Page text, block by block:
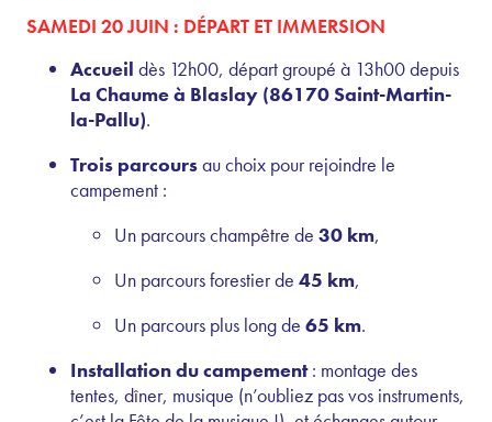
SAMEDI 20 JUIN : DÉPART ET IMMERSION
Accueil dès 12h00, départ groupé à 13h00 depuis
La Chaume à Blaslay (86170 Saint-Martin-
la-Pallu).
Trois parcoursau choix pour rejoindre le
campement :
Un parcours champêtre de 30 km,
Un parcours forestier de 45 km,
Un parcours plus long de 65 km.
Installation du campement: montage des
tentes, dîner, musique (n’oubliez pas vos instruments,